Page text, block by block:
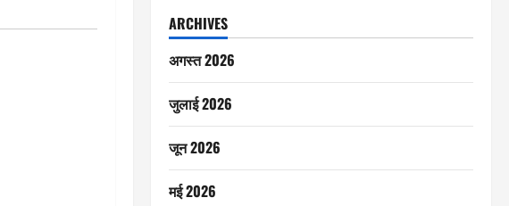
ARCHIVES
अगस्त 2026
जुलाई 2026
जून 2026
मई 2026